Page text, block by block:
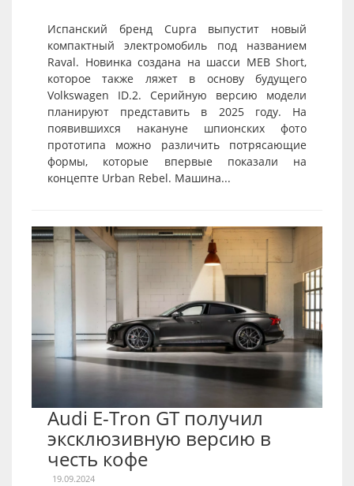
Испанский бренд Cupra выпустит новый
компактный электромобиль под названием
Raval. Новинка создана на шасси MEB Short,
которое также ляжет в основу будущего
Volkswagen ID.2. Серийную версию модели
планируют представить в 2025 году. На
появившихся накануне шпионских фото
прототипа можно различить потрясающие
формы, которые впервые показали на
концепте Urban Rebel. Машина...
Audi E-Tron GT получил
эксклюзивную версию в
честь кофе
19.09.2024